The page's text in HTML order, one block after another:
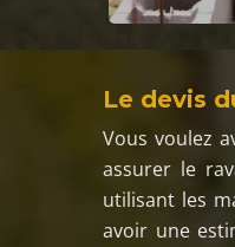
Le devis
Vous voulez
assurer le
utilisant les
avoir une